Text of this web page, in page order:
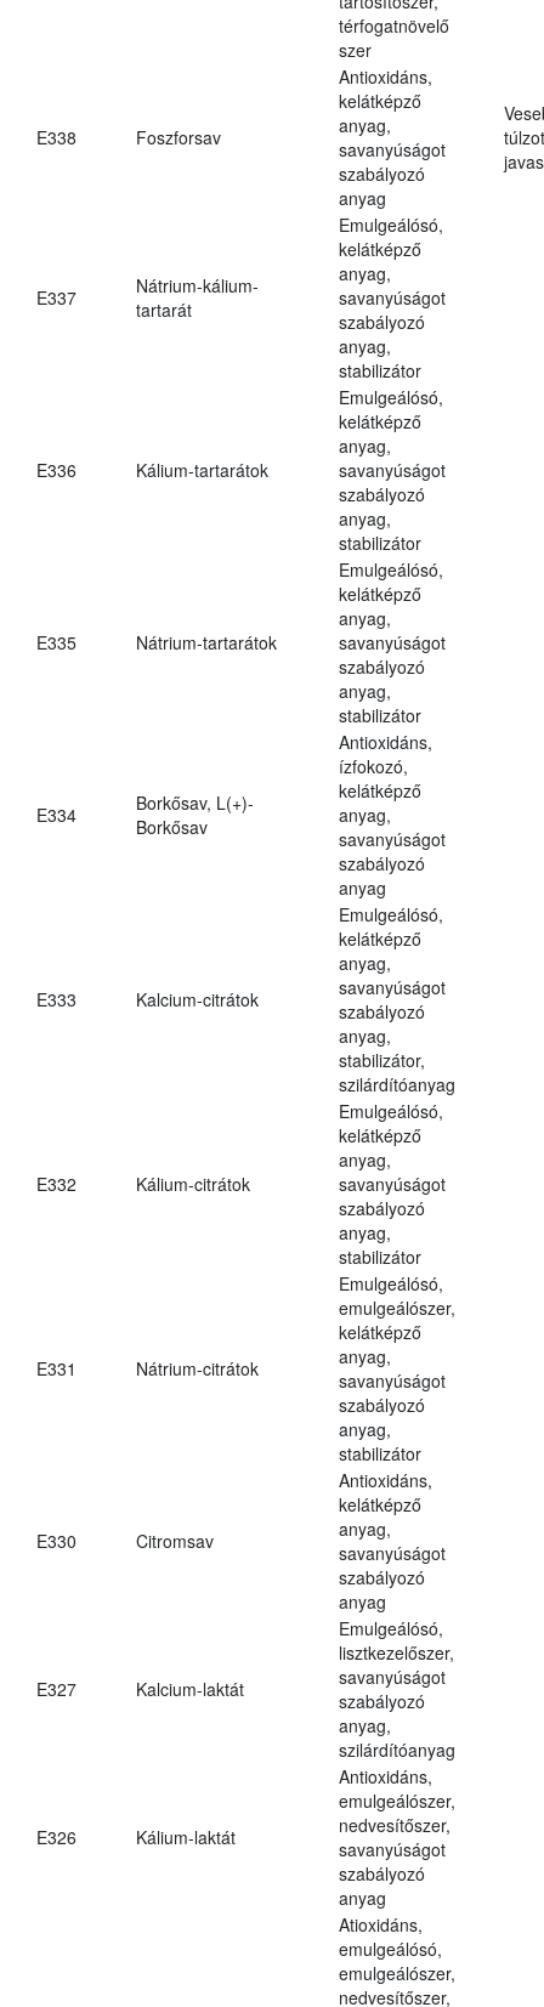
térfogatnövelő
szer
E338 Foszforsav
Antioxidáns,
kelátképző
anyag,
savanyúságot
szabályozó
anyag
E337
Nátrium-kálium-
tartarát
Emulgeálósó,
kelátképző
anyag,
savanyúságot
szabályozó
anyag,
stabilizátor
E336 Kálium-tartarátok
Emulgeálósó,
kelátképző
anyag,
savanyúságot
szabályozó
anyag,
stabilizátor
E335 Nátrium-tartarátok
Emulgeálósó,
kelátképző
anyag,
savanyúságot
szabályozó
anyag,
stabilizátor
E334
Borkősav, L(+)-
Borkősav
Antioxidáns,
ízfokozó,
kelátképző
anyag,
savanyúságot
szabályozó
anyag
E333 Kalcium-citrátok
Emulgeálósó,
kelátképző
anyag,
savanyúságot
szabályozó
anyag,
stabilizátor,
szilárdítóanyag
E332 Kálium-citrátok
Emulgeálósó,
kelátképző
anyag,
savanyúságot
szabályozó
anyag,
stabilizátor
E331 Nátrium-citrátok
Emulgeálósó,
emulgeálószer,
kelátképző
anyag,
savanyúságot
szabályozó
anyag,
stabilizátor
E330 Citromsav
Antioxidáns,
kelátképző
anyag,
savanyúságot
szabályozó
anyag
E327 Kalcium-laktát
Emulgeálósó,
lisztkezelőszer,
savanyúságot
szabályozó
anyag,
szilárdítóanyag
E326 Kálium-laktát
Antioxidáns,
emulgeálószer,
nedvesítőszer,
savanyúságot
szabályozó
anyag
Atioxidáns,
emulgeálósó,
emulgeálószer,
nedvesítőszer,